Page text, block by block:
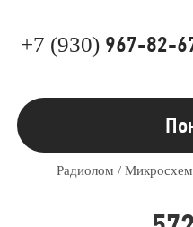
+7 (930) 967-82-
Радиолом /